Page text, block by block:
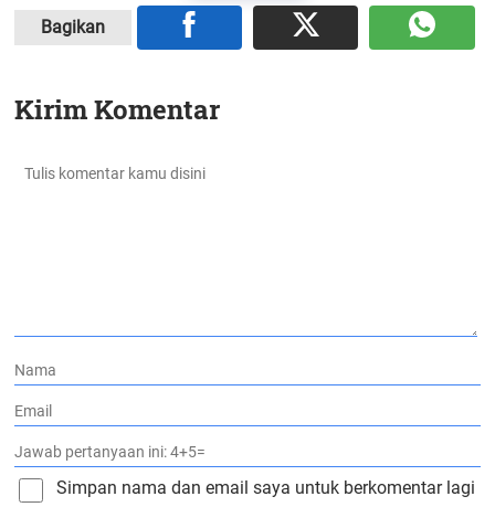
Bagikan
Kirim Komentar
Simpan nama dan email saya untuk berkomentar lagi